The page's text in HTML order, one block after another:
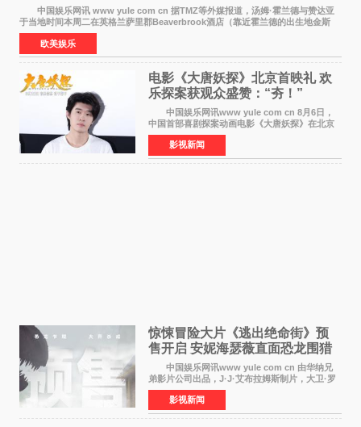
中国娱乐网讯 www yule com cn 据TMZ等外媒报道，汤姆·霍兰德与赞达亚
于当地时间本周二在英格兰萨里郡Beaverbrook酒店（靠近霍兰德的出生地金斯
顿）举办婚宴，邀请家人与朋友们喝喜酒，庆祝
欧美娱乐
电影《大唐妖探》北京首映礼 欢
乐探案获观众盛赞：“夯！”
中国娱乐网讯www yule com cn 8月6日，
中国首部喜剧探案动画电影《大唐妖探》在北京
举办电影首映礼。导演程腾、联合导演黄珉、总
制片人曹紫建、制片人李莹莹，配音导演张喆，
对白指导程寅，领
影视新闻
惊悚冒险大片《逃出绝命街》预
售开启 安妮海瑟薇直面恐龙围猎
中国娱乐网讯www yule com cn 由华纳兄
弟影片公司出品，J·J·艾布拉姆斯制片，大卫·罗
伯特·米切尔执导，好莱坞巨星安妮·海瑟薇和伊万
·麦克格雷格领衔主演的2026暑期惊悚冒险大片
《逃出绝
影视新闻